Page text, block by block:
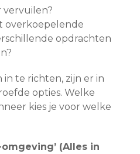
vervuilen?
overkoepelende
opdrachten
te richten, zijn er in
opties. Welke
kies je voor welke
omgeving’ (Alles in